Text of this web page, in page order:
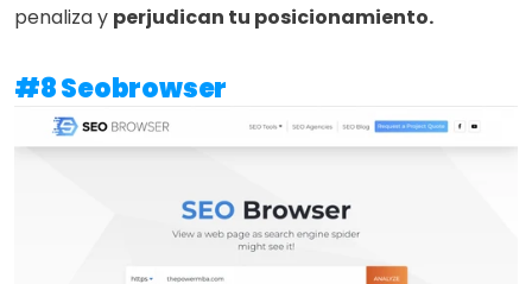
penaliza y perjudican tu posicionamiento.
#8 Seobrowser